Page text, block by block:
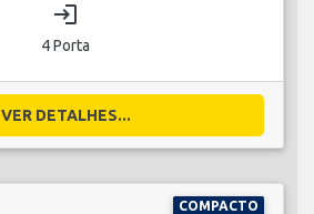
login
4 Porta
VER DETALHES...
COMPACTO